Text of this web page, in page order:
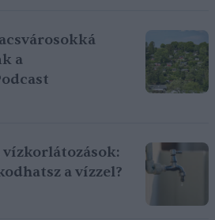
a
a vízzel?